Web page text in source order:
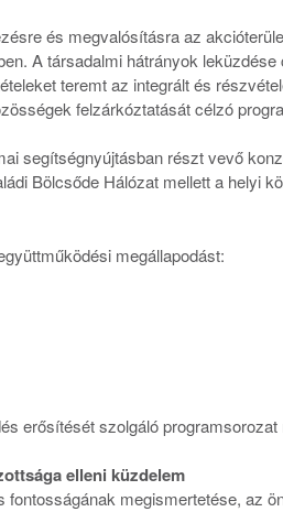
és megvalósításra az
A társadalmi hátrányok
teremt az integrált és
felzárkóztatását célzó
segítségnyújtásban részt vevő
Bölcsőde Hálózat mellett a helyi
megállapodást:
erősítését szolgáló
elleni küzdelem
megismertetése, az